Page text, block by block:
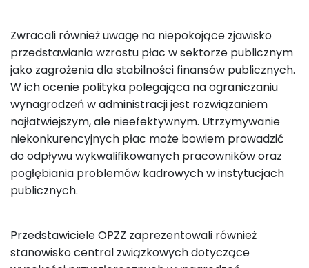
Zwracali również uwagę na niepokojące zjawisko
przedstawiania wzrostu płac w sektorze publicznym
jako zagrożenia dla stabilności finansów publicznych.
W ich ocenie polityka polegająca na ograniczaniu
wynagrodzeń w administracji jest rozwiązaniem
najłatwiejszym, ale nieefektywnym. Utrzymywanie
niekonkurencyjnych płac może bowiem prowadzić
do odpływu wykwalifikowanych pracowników oraz
pogłębiania problemów kadrowych w instytucjach
publicznych.
Przedstawiciele OPZZ zaprezentowali również
stanowisko central związkowych dotyczące